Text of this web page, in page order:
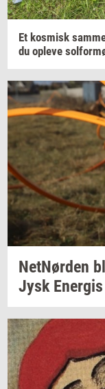
Et kos­misk
du op­le­ve
Net­Nør­den
Jysk Ener­gis